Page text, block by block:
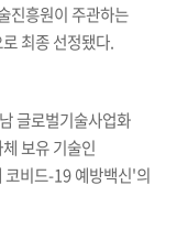
진흥원이 주관하는
최종 선정됐다.
글로벌기술사업화
보유 기술인
코비드-19예방백신'의